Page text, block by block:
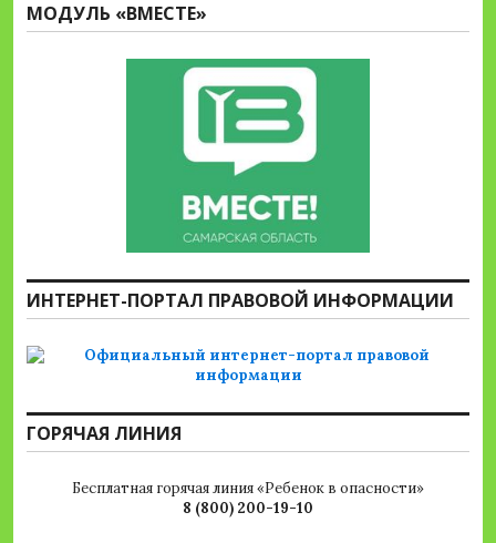
МОДУЛЬ «ВМЕСТЕ»
ИНТЕРНЕТ-ПОРТАЛ ПРАВОВОЙ ИНФОРМАЦИИ
ГОРЯЧАЯ ЛИНИЯ
Бесплатная горячая линия «Ребенок в опасности»
8 (800) 200-19-10